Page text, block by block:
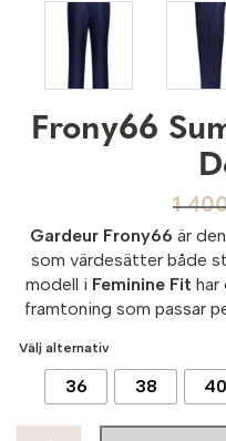
Frony66
1
Gardeur Frony66 är
som värdesätter både
modell i Feminine Fit har
framtoning som passar
Välj alternativ
36 38 40